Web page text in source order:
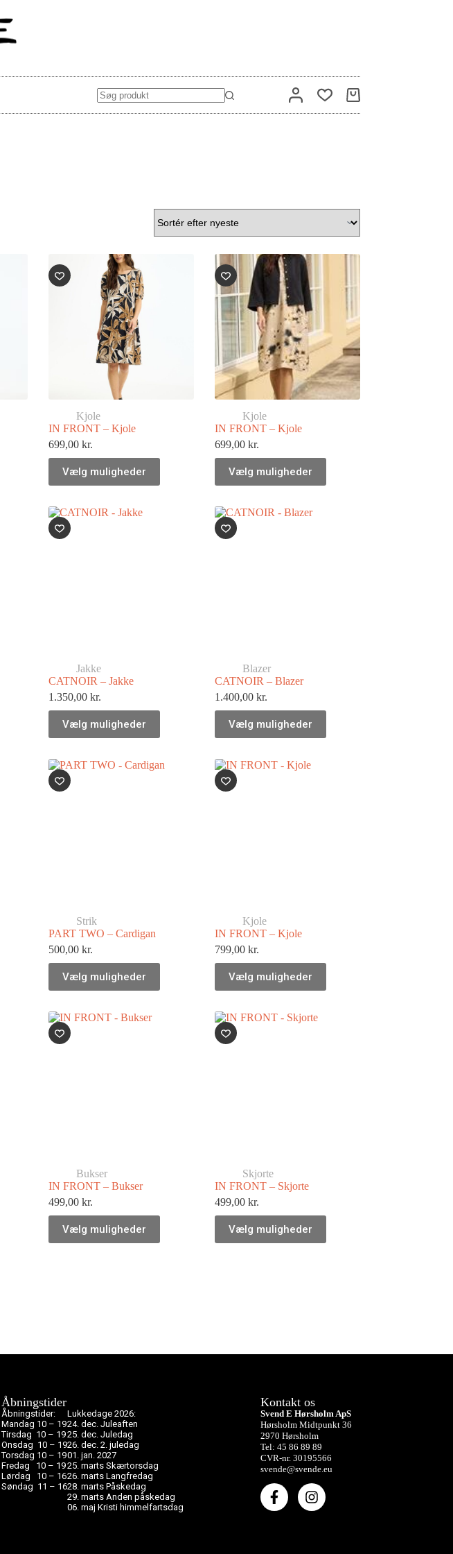
Kjole
IN FRONT – Kjole
699,00 kr.
Vælg muligheder
Kjole
IN FRONT – Kjole
699,00 kr.
Vælg muligheder
Jakke
CATNOIR – Jakke
1.350,00 kr.
Vælg muligheder
Blazer
CATNOIR – Blazer
1.400,00 kr.
Vælg muligheder
Strik
PART TWO – Cardigan
500,00 kr.
Vælg muligheder
Kjole
IN FRONT – Kjole
799,00 kr.
Vælg muligheder
Bukser
IN FRONT – Bukser
499,00 kr.
Vælg muligheder
Skjorte
IN FRONT – Skjorte
499,00 kr.
Vælg muligheder
Åbningstider
Åbningstider:
Mandag 10 – 19
Tirsdag 10 – 19
Onsdag 10 – 19
Torsdag 10 – 19
Fredag 10 – 19
Lørdag 10 – 16
Søndag 11 – 16
Lukkedage 2026:
24. dec. Juleaften
25. dec. Juledag
26. dec. 2. juledag
01. jan. 2027
25. marts Skærtorsdag
26. marts Langfredag
28. marts Påskedag
29. marts Anden påskedag
06. maj Kristi himmelfartsdag
Kontakt os
Svend E Hørsholm ApS
Hørsholm Midtpunkt 36
2970 Hørsholm
Tel: 45 86 89 89
CVR-nr. 30195566
svende@svende.eu